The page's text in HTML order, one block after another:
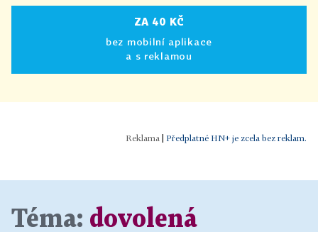
ZA 40 KČ
bez mobilní aplikace
a s reklamou
| Předplatné HN+ je zcela bez reklam.
Téma: dovolená